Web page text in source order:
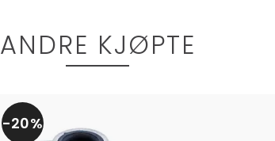
ANDRE KJØPTE
20%